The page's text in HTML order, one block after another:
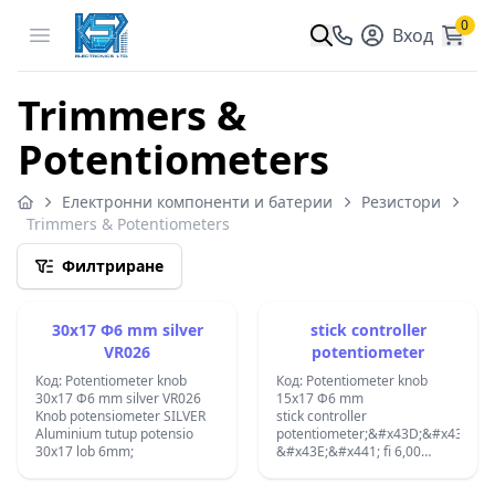
Open menu Вход 0
Trimmers &
Potentiometers
Електронни компоненти и батерии
Резистори
Trimmers & Potentiometers
Филтриране
30x17 Ф6 mm silver
VR026
Код: Potentiometer knob
30x17 Ф6 mm silver VR026
Knob potensiometer SILVER
Aluminium tutup potensio
30x17 lob 6mm;
stick controller
potentiometer
Код: Potentiometer knob
15x17 Ф6 mm
stick controller
potentiometer;&#x43D;&#x430;
&#x43E;&#x441; fi 6,00